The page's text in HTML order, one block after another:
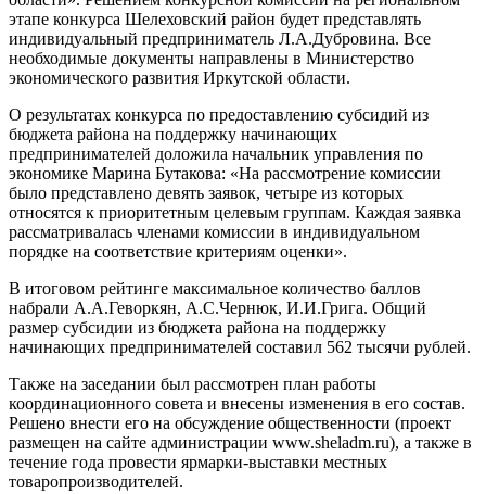
этапе конкурса Шелеховский район будет представлять
индивидуальный предприниматель Л.А.Дубровина. Все
необходимые документы направлены в Министерство
экономического развития Иркутской области.
О результатах конкурса по предоставлению субсидий из
бюджета района на поддержку начинающих
предпринимателей доложила начальник управления по
экономике Марина Бутакова: «На рассмотрение комиссии
было представлено девять заявок, четыре из которых
относятся к приоритетным целевым группам. Каждая заявка
рассматривалась членами комиссии в индивидуальном
порядке на соответствие критериям оценки».
В итоговом рейтинге максимальное количество баллов
набрали А.А.Геворкян, А.С.Чернюк, И.И.Грига. Общий
размер субсидии из бюджета района на поддержку
начинающих предпринимателей составил 562 тысячи рублей.
Также на заседании был рассмотрен план работы
координационного совета и внесены изменения в его состав.
Решено внести его на обсуждение общественности (проект
размещен на сайте администрации www.sheladm.ru), а также в
течение года провести ярмарки-выставки местных
товаропроизводителей.